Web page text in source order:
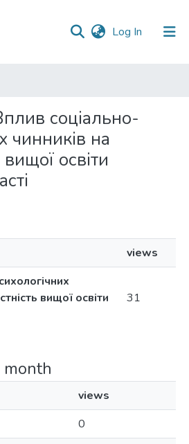
Log In (current)
соціально-
чинників на
вищої освіти
views
вищої освіти
31
month
views
0